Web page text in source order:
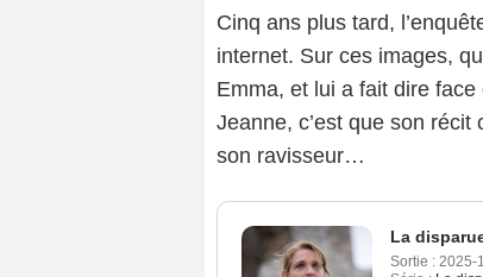
Cinq ans plus tard,
internet. Sur ces images,
Emma, et lui a fait dire
Jeanne, c’est que son
son ravisseur…
La
Sortie : 2025-